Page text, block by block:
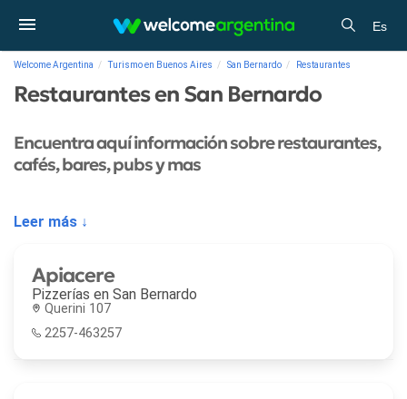
Es
Welcome Argentina Turismo en Buenos Aires San Bernardo Restaurantes
Restaurantes en San Bernardo
Encuentra aquí información sobre restaurantes,
cafés, bares, pubs y mas
Leer más ↓
Apiacere
Pizzerías en San Bernardo
Querini 107
2257-463257